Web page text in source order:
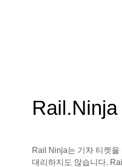
Rail.Ninja
Rail Ninja는 기차 티켓
대리하지도 않습니다.